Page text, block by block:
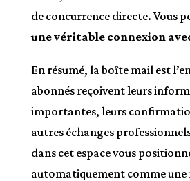
de concurrence directe. Vous
une véritable connexion
En résumé, la boîte mail est
abonnés reçoivent leurs
importantes, leurs
autres échanges
dans cet espace vous
automatiquement comme une